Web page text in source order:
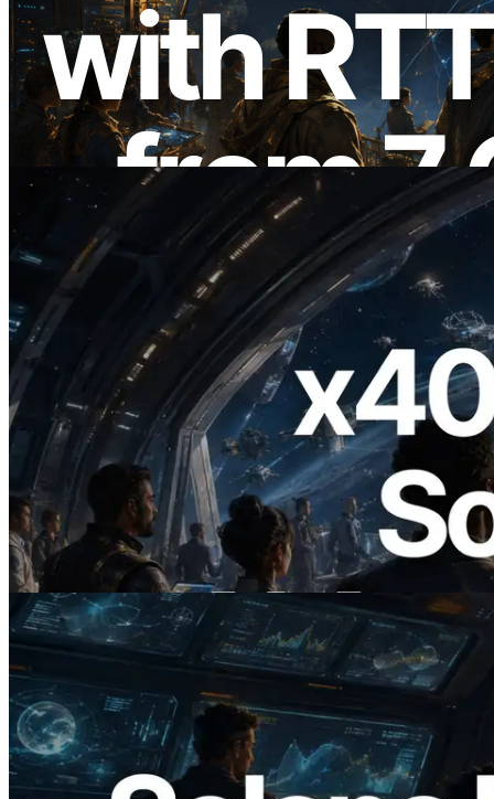
ERPC erweitert Solana Leader Slot API
um Ping-Messung aus 7 globalen
Regionen — Validators Information API
ebenfalls gestartet
Lesen Sie diesen Artikel
2026.07.04
ERPC startet x402-fähige Solana RPC —
Der Beginn einer Ära, in der KI-Agenten
APIs bei Bedarf bezahlen
Lesen Sie diesen Artikel